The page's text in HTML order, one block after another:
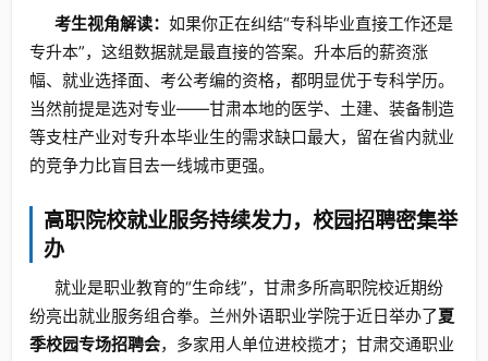
考生视角解读： 如果你正在纠结“专科毕业直接工作还是
专升本”，这组数据就是最直接的答案。升本后的薪资涨
幅、就业选择面、考公考编的资格，都明显优于专科学历。
当然前提是选对专业——甘肃本地的医学、土建、装备制造
等支柱产业对专升本毕业生的需求缺口最大，留在省内就业
的竞争力比盲目去一线城市更强。
高职院校就业服务持续发力，校园招聘密集举
办
就业是职业教育的“生命线”，甘肃多所高职院校近期纷
纷亮出就业服务组合拳。兰州外语职业学院于近日举办了夏
季校园专场招聘会，多家用人单位进校揽才；甘肃交通职业